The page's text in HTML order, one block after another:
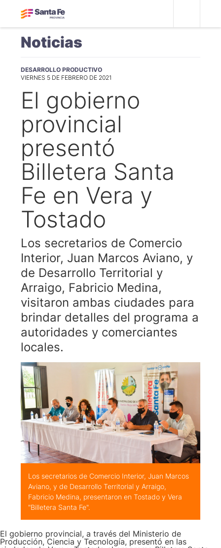
Noticias
DESARROLLO PRODUCTIVO
VIERNES 5 DE FEBRERO DE 2021
El gobierno
provincial
presentó
Billetera Santa
Fe en Vera y
Tostado
Los secretarios de Comercio
Interior, Juan Marcos Aviano, y
de Desarrollo Territorial y
Arraigo, Fabricio Medina,
visitaron ambas ciudades para
brindar detalles del programa a
autoridades y comerciantes
locales.
Los secretarios de Comercio Interior, Juan Marcos
Aviano, y de Desarrollo Territorial y Arraigo,
Fabricio Medina, presentaron en Tostado y Vera
"Billetera Santa Fe".
El gobierno provincial, a través del Ministerio de
Producción, Ciencia y Tecnología, presentó en las